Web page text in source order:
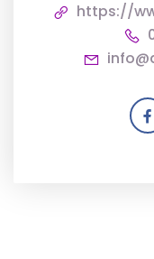
https://